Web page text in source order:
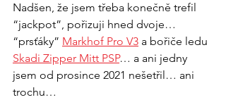
Nadšen, že jsem třeba konečně trefil
“jackpot”, pořizuji hned dvoje…
“prsťáky” Markhof Pro V3 a bořiče ledu
Skadi Zipper Mitt PSP… a ani jedny
jsem od prosince 2021 nešetřil… ani
trochu…